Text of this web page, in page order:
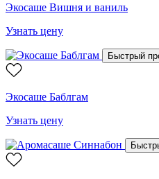
Экосаше Вишня и ваниль
Узнать цену
Быстрый
Экосаше Баблгам
Узнать цену